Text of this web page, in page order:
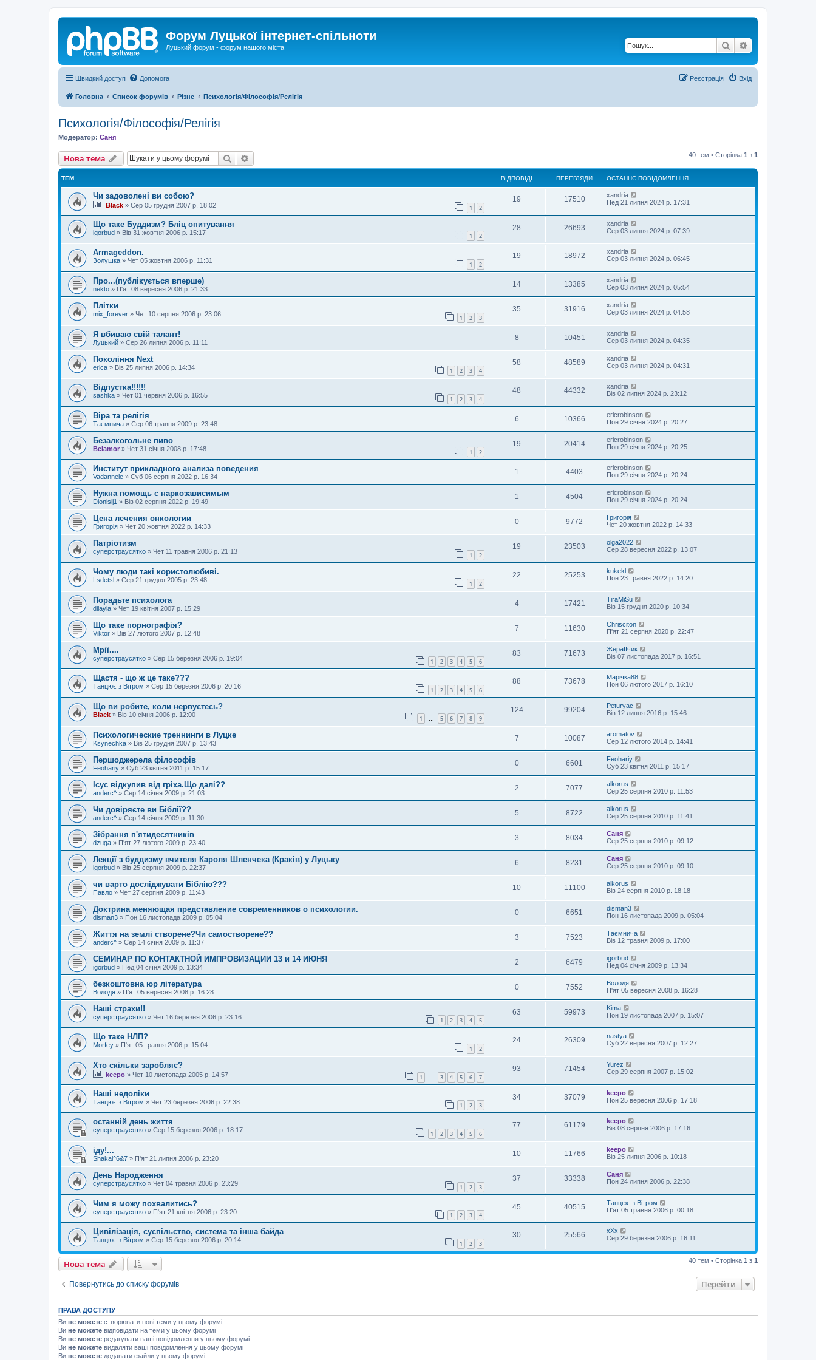
Форум Луцької інтернет-спільноти
Луцький форум - форум нашого міста Пошук
Швидкий доступ Допомога Вхід
Реєстрація
Головна Список форумів Різне Психологія/Філософія/Релігія
Психологія/Філософія/Релігія
Модератор: Саня
Нова тема Пошук 40 тем • Сторінка 1 з 1
ТЕМ ВІДПОВІДІ ПЕРЕГЛЯДИ ОСТАННЄ ПОВІДОМЛЕННЯ
Чи задоволені ви собою?
Black » Сер 05 грудня 2007 р. 18:02 1 2
19 17510
xandria
Нед 21 липня 2024 р. 17:31
Що таке Буддизм? Бліц опитування
igorbud » Вів 31 жовтня 2006 р. 15:17 1 2
28 26693
xandria
Сер 03 липня 2024 р. 07:39
Armageddon.
Золушка » Чет 05 жовтня 2006 р. 11:31 1 2
19 18972
xandria
Сер 03 липня 2024 р. 06:45
Про...(публікується вперше)
nekto » П'ят 08 вересня 2006 р. 21:33
14 13385
xandria
Сер 03 липня 2024 р. 05:54
Плітки
mix_forever » Чет 10 серпня 2006 р. 23:06 1 2 3
35 31916
xandria
Сер 03 липня 2024 р. 04:58
Я вбиваю свій талант!
Луцький » Сер 26 липня 2006 р. 11:11
8 10451
xandria
Сер 03 липня 2024 р. 04:35
Покоління Next
erica » Вів 25 липня 2006 р. 14:34 1 2 3 4
58 48589
xandria
Сер 03 липня 2024 р. 04:31
Відпустка!!!!!!
sashka » Чет 01 червня 2006 р. 16:55 1 2 3 4
48 44332
xandria
Вів 02 липня 2024 р. 23:12
Віра та релігія
Таємнича » Сер 06 травня 2009 р. 23:48
6 10366
ericrobinson
Пон 29 січня 2024 р. 20:27
Безалкогольне пиво
Belamor » Чет 31 січня 2008 р. 17:48 1 2
19 20414
ericrobinson
Пон 29 січня 2024 р. 20:25
Институт прикладного анализа поведения
Vadannele » Суб 06 серпня 2022 р. 16:34
1 4403
ericrobinson
Пон 29 січня 2024 р. 20:24
Нужна помощь с наркозависимым
Dionisij1 » Вів 02 серпня 2022 р. 19:49
1 4504
ericrobinson
Пон 29 січня 2024 р. 20:24
Цена лечения онкологии
Григорія » Чет 20 жовтня 2022 р. 14:33
0 9772
Григорія
Чет 20 жовтня 2022 р. 14:33
Патріотизм
суперстраусятко » Чет 11 травня 2006 р. 21:13 1 2
19 23503
olga2022
Сер 28 вересня 2022 р. 13:07
Чому люди такі користолюбиві.
Lsdetsl » Сер 21 грудня 2005 р. 23:48 1 2
22 25253
kukekl
Пон 23 травня 2022 р. 14:20
Порадьте психолога
dilayla » Чет 19 квітня 2007 р. 15:29
4 17421
TiraMiSu
Вів 15 грудня 2020 р. 10:34
Що таке порнографія?
Viktor » Вів 27 лютого 2007 р. 12:48
7 11630
Chrisciton
П'ят 21 серпня 2020 р. 22:47
Мрії....
суперстраусятко » Сер 15 березня 2006 р. 19:04 1 2 3 4 5 6
83 71673
Жераffчик
Вів 07 листопада 2017 р. 16:51
Щастя - що ж це таке???
Танцює з Вітром » Сер 15 березня 2006 р. 20:16 1 2 3 4 5 6
88 73678
Марічка88
Пон 06 лютого 2017 р. 16:10
Що ви робите, коли нервуєтесь?
Black » Вів 10 січня 2006 р. 12:00 1 … 5 6 7 8 9
124 99204
Peturyac
Вів 12 липня 2016 р. 15:46
Психологические треннинги в Луцке
Ksynechka » Вів 25 грудня 2007 р. 13:43
7 10087
aromatov
Сер 12 лютого 2014 р. 14:41
Першоджерела філософів
Feohariy » Суб 23 квітня 2011 р. 15:17
0 6601
Feohariy
Суб 23 квітня 2011 р. 15:17
Ісус відкупив від гріха.Що далі??
anderc^ » Сер 14 січня 2009 р. 21:03
2 7077
alkorus
Сер 25 серпня 2010 р. 11:53
Чи довіряєте ви Біблії??
anderc^ » Сер 14 січня 2009 р. 11:30
5 8722
alkorus
Сер 25 серпня 2010 р. 11:41
Зібрання п'ятидесятників
dzuga » П'ят 27 лютого 2009 р. 23:40
3 8034
Саня
Сер 25 серпня 2010 р. 09:12
Лекції з буддизму вчителя Кароля Шленчека (Краків) у Луцьку
igorbud » Вів 25 серпня 2009 р. 22:37
6 8231
Саня
Сер 25 серпня 2010 р. 09:10
чи варто досліджувати Біблію???
Павло » Чет 27 серпня 2009 р. 11:43
10 11100
alkorus
Вів 24 серпня 2010 р. 18:18
Доктрина меняющая представление современников о психологии.
disman3 » Пон 16 листопада 2009 р. 05:04
0 6651
disman3
Пон 16 листопада 2009 р. 05:04
Життя на землі створене?Чи самостворене??
anderc^ » Сер 14 січня 2009 р. 11:37
3 7523
Таємнича
Вів 12 травня 2009 р. 17:00
СЕМИНАР ПО КОНТАКТНОЙ ИМПРОВИЗАЦИИ 13 и 14 ИЮНЯ
igorbud » Нед 04 січня 2009 р. 13:34
2 6479
igorbud
Нед 04 січня 2009 р. 13:34
безкоштовна юр література
Володя » П'ят 05 вересня 2008 р. 16:28
0 7552
Володя
П'ят 05 вересня 2008 р. 16:28
Наші страхи!!
суперстраусятко » Чет 16 березня 2006 р. 23:16 1 2 3 4 5
63 59973
Kima
Пон 19 листопада 2007 р. 15:07
Що таке НЛП?
Morfey » П'ят 05 травня 2006 р. 15:04 1 2
24 26309
nastya
Суб 22 вересня 2007 р. 12:27
Хто скільки заробляє?
keepo » Чет 10 листопада 2005 р. 14:57 1 … 3 4 5 6 7
93 71454
Yurez
Сер 29 серпня 2007 р. 15:02
Наші недоліки
Танцює з Вітром » Чет 23 березня 2006 р. 22:38 1 2 3
34 37079
keepo
Пон 25 вересня 2006 р. 17:18
останній день життя
суперстраусятко » Сер 15 березня 2006 р. 18:17 1 2 3 4 5 6
77 61179
keepo
Вів 08 серпня 2006 р. 17:16
іду!...
Shakal^6&7 » П'ят 21 липня 2006 р. 23:20
10 11766
keepo
Вів 25 липня 2006 р. 10:18
День Народження
суперстраусятко » Чет 04 травня 2006 р. 23:29 1 2 3
37 33338
Саня
Пон 24 липня 2006 р. 22:38
Чим я можу похвалитись?
суперстраусятко » П'ят 21 квітня 2006 р. 23:20 1 2 3 4
45 40515
Танцює з Вітром
П'ят 05 травня 2006 р. 00:18
Цивілізація, суспільство, система та інша байда
Танцює з Вітром » Сер 15 березня 2006 р. 20:14 1 2 3
30 25566
xXx
Сер 29 березня 2006 р. 16:11
Нова тема 40 тем • Сторінка 1 з 1
Повернутись до списку форумів Перейти
ПРАВА ДОСТУПУ
Ви не можете створювати нові теми у цьому форумі
Ви не можете відповідати на теми у цьому форумі
Ви не можете редагувати ваші повідомлення у цьому форумі
Ви не можете видаляти ваші повідомлення у цьому форумі
Ви не можете додавати файли у цьому форумі